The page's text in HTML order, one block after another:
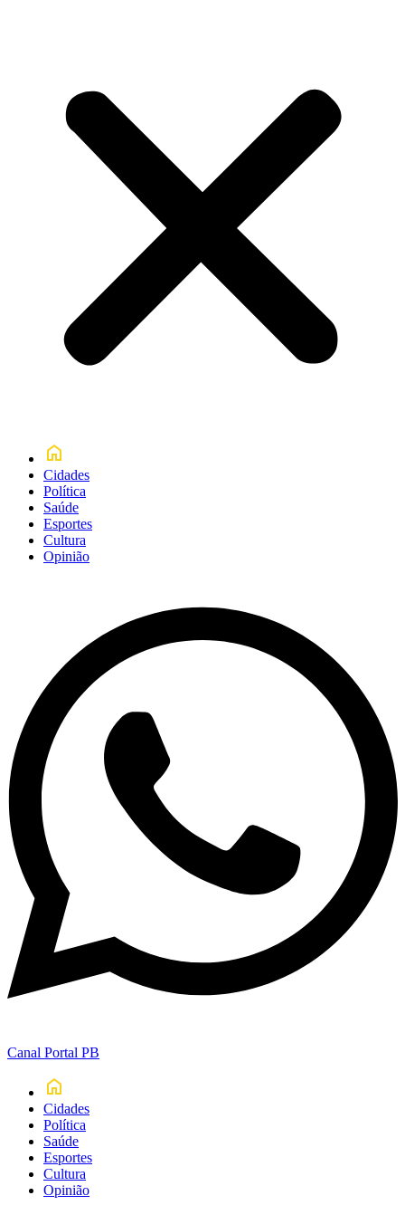
Cidades
Política
Saúde
Esportes
Cultura
Opinião
Canal Portal PB
Cidades
Política
Saúde
Esportes
Cultura
Opinião